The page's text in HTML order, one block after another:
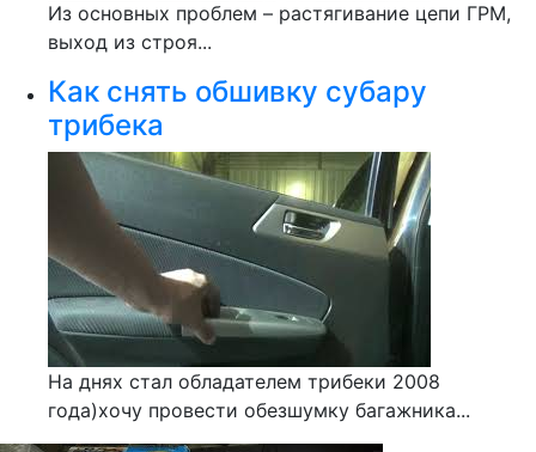
Из основных проблем – растягивание цепи ГРМ,
выход из строя...
Как снять обшивку субару
трибека
На днях стал обладателем трибеки 2008
года)хочу провести обезшумку багажника...